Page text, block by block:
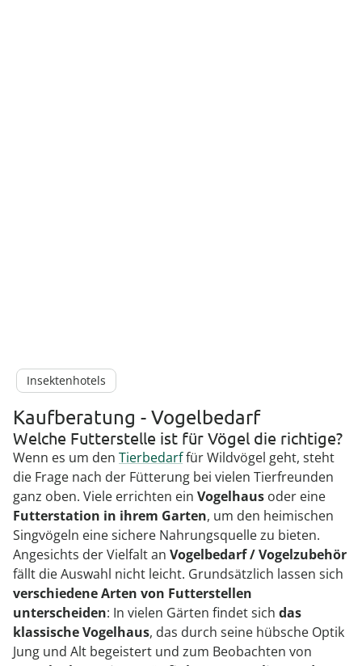
Insektenhotels
Kaufberatung - Vogelbedarf
Welche Futterstelle ist für Vögel die richtige?
Wenn es um den Tierbedarffür Wildvögel geht, steht
die Frage nach der Fütterung bei vielen Tierfreunden
ganz oben. Viele errichten ein Vogelhaus oder eine
Futterstation in ihrem Garten, um den heimischen
Singvögeln eine sichere Nahrungsquelle zu bieten.
Angesichts der Vielfalt an Vogelbedarf / Vogelzubehör
fällt die Auswahl nicht leicht. Grundsätzlich lassen sich
verschiedene Arten von Futterstellen
unterscheiden: In vielen Gärten findet sich das
klassische Vogelhaus, das durch seine hübsche Optik
Jung und Alt begeistert und zum Beobachten von